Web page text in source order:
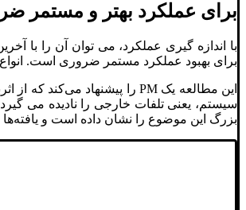
برای عملکرد بهتر و مستمر
برای بهبود عملکرد مستمر ضروری است. انواع ماشین های کمپرسی برن و همکاران (2000) توصیه کرد که
بزرگ این موضوع را نشان داده است و